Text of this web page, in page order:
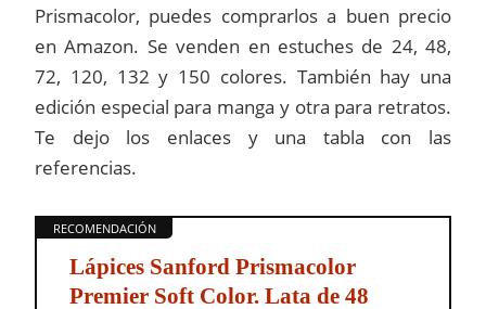
Prismacolor, puedes comprarlos a buen precio
en Amazon. Se venden en estuches de 24, 48,
72, 120, 132 y 150 colores. También hay una
edición especial para manga y otra para retratos.
Te dejo los enlaces y una tabla con las
referencias.
Lápices Sanford Prismacolor
Premier Soft Color. Lata de 48